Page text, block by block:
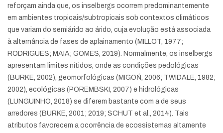
reforçam ainda que, os inselbergs ocorrem predominantemente
em ambientes tropicais/subtropicais sob contextos climáticos
que variam do semiárido ao árido, cuja evolução está associada
à alternância de fases de aplainamento (MILLOT, 1977;
RODRIGUES; MAIA; GOMES, 2019). Normalmente, os inselbergs
apresentam limites nítidos, onde as condições pedológicas
(BURKE, 2002), geomorfológicas (MIGOŃ, 2006; TWIDALE, 1982;
2002), ecológicas (POREMBSKI, 2007) e hidrológicas
(LUNGUINHO, 2018) se diferem bastante com a de seus
arredores (BURKE, 2001; 2019; SCHUT et al., 2014). Tais
atributos favorecem a ocorrência de ecossistemas altamente